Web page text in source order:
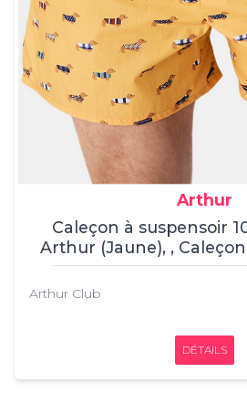
Arthur
Caleçon à suspensoir
Arthur (Jaune), ,
coton
Arthur Club
DÉTAILS